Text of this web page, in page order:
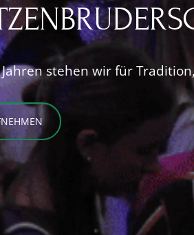
stehen wir für